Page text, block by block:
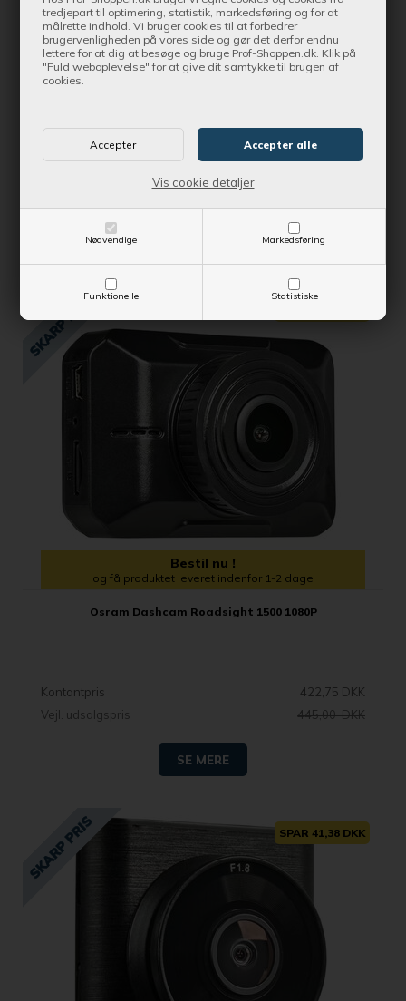
tredjepart til optimering, statistik, markedsføring og for at
målrette indhold. Vi bruger cookies til at forbedrer
brugervenligheden på vores side og gør det derfor endnu
lettere for at dig at besøge og bruge Prof-Shoppen.dk. Klik på
"Fuld weboplevelse" for at give dit samtykke til brugen af
cookies.
Nødvendige Markedsføring
Funktionelle Statistiske
Vis cookie detaljer
Bestil nu !
og få produktet leveret indenfor 1-2 dage
Bestil nu !
og få produktet leveret indenfor 1-2 dage
Osram Dashcam Roadsight 1500 1080P
Kontantpris
422,75 DKK
Vejl. udsalgspris
445,00 DKK
SE MERE
SPAR 41,38 DKK